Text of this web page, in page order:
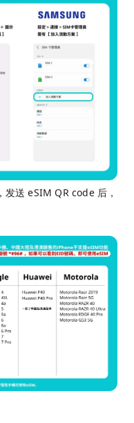
送 eSIM QR code 后，